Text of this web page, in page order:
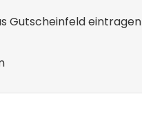
Gutscheinfeld eintragen